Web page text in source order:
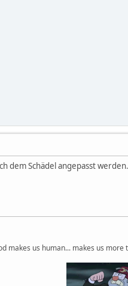
dem Schädel angepasst werden.
makes us human... makes us